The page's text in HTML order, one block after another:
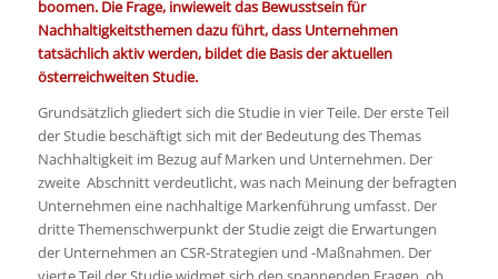
boomen. Die Frage, inwieweit das Bewusstsein für
Nachhaltigkeitsthemen dazu führt, dass Unternehmen
tatsächlich aktiv werden, bildet die Basis der aktuellen
österreichweiten Studie.
Grundsätzlich gliedert sich die Studie in vier Teile. Der erste Teil
der Studie beschäftigt sich mit der Bedeutung des Themas
Nachhaltigkeit im Bezug auf Marken und Unternehmen. Der
zweite Abschnitt verdeutlicht, was nach Meinung der befragten
Unternehmen eine nachhaltige Markenführung umfasst. Der
dritte Themenschwerpunkt der Studie zeigt die Erwartungen
der Unternehmen an CSR-Strategien und -Maßnahmen. Der